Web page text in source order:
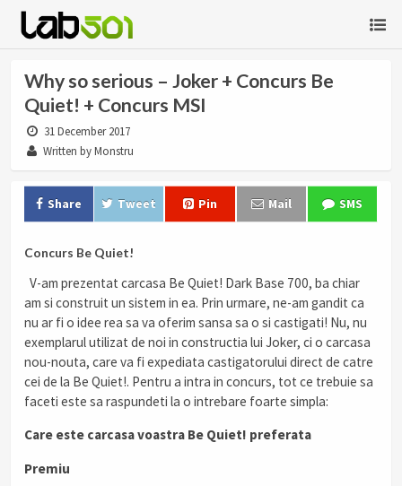
Why so serious – Joker + Concurs Be
Quiet! + Concurs MSI
31 December 2017
Written by Monstru
Share Tweet Pin Mail SMS
Concurs Be Quiet!
V-am prezentat carcasa Be Quiet! Dark Base 700, ba chiar
am si construit un sistem in ea. Prin urmare, ne-am gandit ca
nu ar fi o idee rea sa va oferim sansa sa o si castigati! Nu, nu
exemplarul utilizat de noi in constructia lui Joker, ci o carcasa
nou-nouta, care va fi expediata castigatorului direct de catre
cei de la Be Quiet!. Pentru a intra in concurs, tot ce trebuie sa
faceti este sa raspundeti la o intrebare foarte simpla:
Care este carcasa voastra Be Quiet! preferata
Premiu